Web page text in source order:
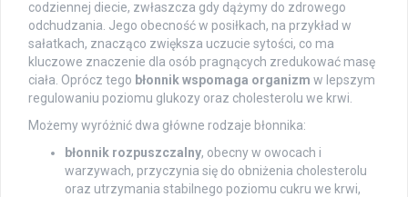
codziennej diecie, zwłaszcza gdy dążymy do zdrowego
odchudzania. Jego obecność w posiłkach, na przykład w
sałatkach, znacząco zwiększa uczucie sytości, co ma
kluczowe znaczenie dla osób pragnących zredukować masę
ciała. Oprócz tego błonnik wspomaga organizm w lepszym
regulowaniu poziomu glukozy oraz cholesterolu we krwi.
Możemy wyróżnić dwa główne rodzaje błonnika:
błonnik rozpuszczalny, obecny w owocach i
warzywach, przyczynia się do obniżenia cholesterolu
oraz utrzymania stabilnego poziomu cukru we krwi,